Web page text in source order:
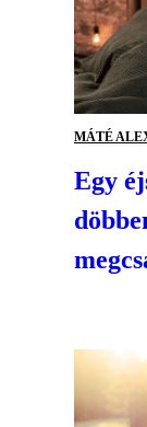
MÁTÉ
Egy